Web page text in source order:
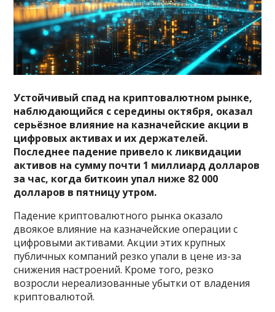
Устойчивый спад на криптовалютном рынке,
наблюдающийся с середины октября, оказал
серьёзное влияние на казначейские акции в
цифровых активах и их держателей.
Последнее падение привело к ликвидации
активов на сумму почти 1 миллиард долларов
за час, когда биткоин упал ниже 82 000
долларов в пятницу утром.
Падение криптовалютного рынка оказало
двоякое влияние на казначейские операции с
цифровыми активами. Акции этих крупных
публичных компаний резко упали в цене из-за
снижения настроений. Кроме того, резко
возросли нереализованные убытки от владения
криптовалютой.